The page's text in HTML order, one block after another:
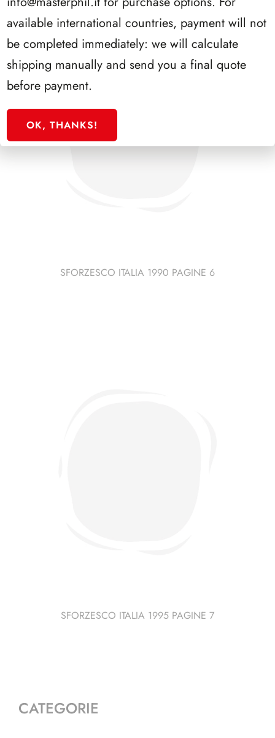
SFORZESCO ITALIA 1990 PAGINE 6
SFORZESCO ITALIA 1995 PAGINE 7
CATEGORIE
available international countries, payment will not
be completed immediately: we will calculate
shipping manually and send you a final quote
before payment.
OK, THANKS!